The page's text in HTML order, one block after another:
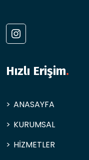
Hızlı Erişim.
ANASAYFA
KURUMSAL
HİZMETLER